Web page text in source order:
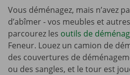
Vous déménagez, mais n’avez
d’abîmer - vos meubles et
parcourez les outils de
Feneur. Louez un camion de
des couvertures de
ou des sangles, et le tour est